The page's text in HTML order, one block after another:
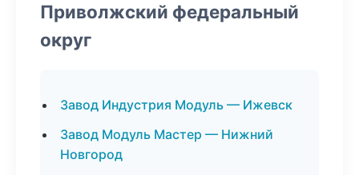
Приволжский федеральный
округ
Завод Индустрия Модуль — Ижевск
Завод Модуль Мастер — Нижний
Новгород